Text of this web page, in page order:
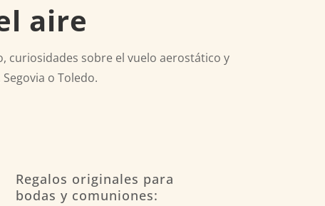
aire
curiosidades sobre el vuelo aerostático y
o Toledo.
Regalos originales para
bodas y comuniones: